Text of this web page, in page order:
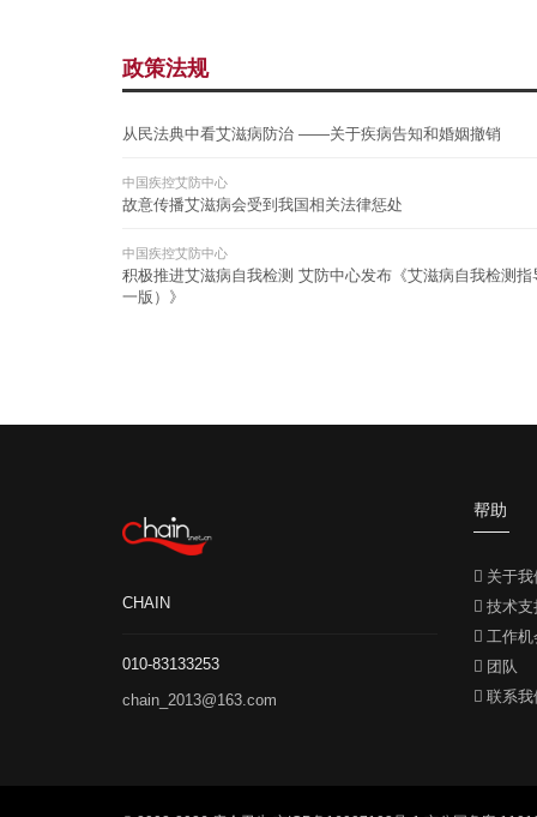
政策法规
从民法典中看艾滋病防治 ——关于疾病告知和婚姻撤销
中国疾控艾防中心
故意传播艾滋病会受到我国相关法律惩处
中国疾控艾防中心
积极推进艾滋病自我检测 艾防中心发布《艾滋病自我检测指
一版）》
CHAIN
010-83133253
chain_2013@163.com
帮助
关于我
技术支
工作机
团队
联系我